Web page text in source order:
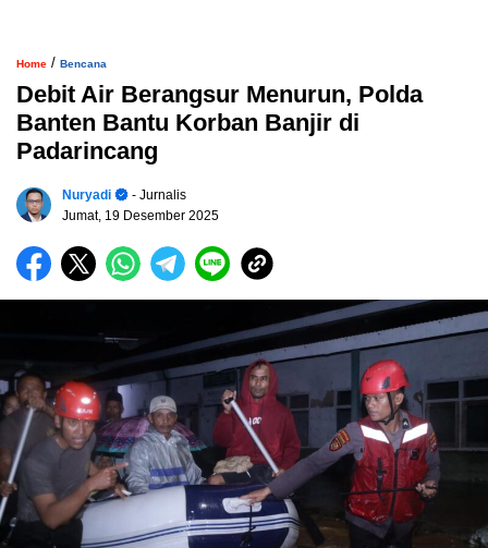
Home / Bencana
Debit Air Berangsur Menurun, Polda
Banten Bantu Korban Banjir di
Padarincang
Nuryadi
- Jurnalis
Jumat, 19 Desember 2025